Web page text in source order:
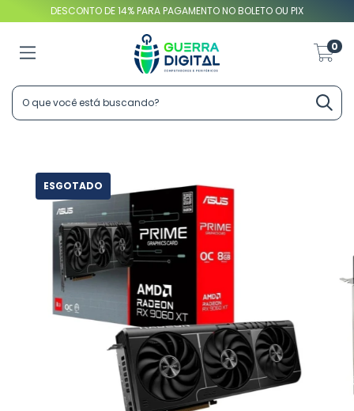
DESCONTO DE 14% PARA PAGAMENTO NO BOLETO OU PIX
0
ESGOTADO